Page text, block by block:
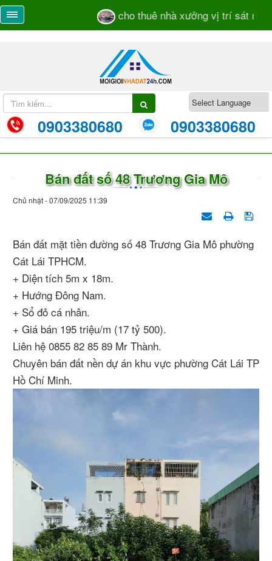
cho thuê nhà xưởng vị trí sát mặt
0903380680 0903380680
Bán đất số 48 Trương Gia Mô
Chủ nhật - 07/09/2025 11:39
Bán đất mặt tiền đường số 48 Trương Gia Mô phường
Cát Lái TPHCM.
+ Diện tích 5m x 18m.
+ Hướng Đông Nam.
+ Sổ đỏ cá nhân.
+ Giá bán 195 triệu/m (17 tỷ 500).
Liên hệ 0855 82 85 89 Mr Thành.
Chuyên bán đất nền dự án khu vực phường Cát Lái TP
Hồ Chí Minh.